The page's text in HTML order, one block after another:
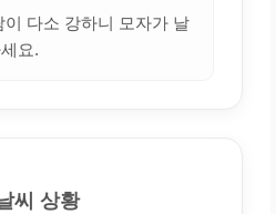
다소 강하니 모자가 날
요.
씨 상황